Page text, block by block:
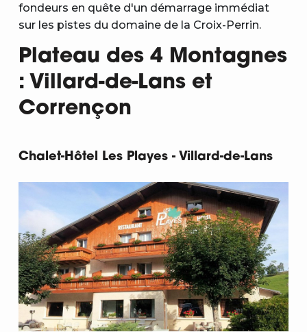
fondeurs en quête d'un démarrage immédiat
sur les pistes du domaine de la Croix-Perrin.
Plateau des 4 Montagnes
: Villard-de-Lans et
Corrençon
Chalet-Hôtel Les Playes - Villard-de-Lans